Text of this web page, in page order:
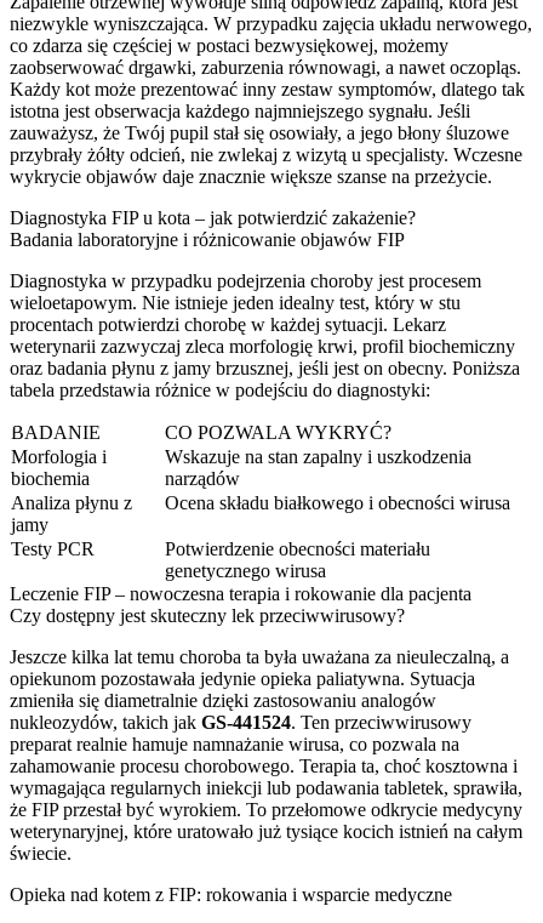
niezwykle wyniszczająca. W przypadku zajęcia układu nerwowego,
co zdarza się częściej w postaci bezwysiękowej, możemy
zaobserwować drgawki, zaburzenia równowagi, a nawet oczopląs.
Każdy kot może prezentować inny zestaw symptomów, dlatego tak
istotna jest obserwacja każdego najmniejszego sygnału. Jeśli
zauważysz, że Twój pupil stał się osowiały, a jego błony śluzowe
przybrały żółty odcień, nie zwlekaj z wizytą u specjalisty. Wczesne
wykrycie objawów daje znacznie większe szanse na przeżycie.
Diagnostyka FIP u kota – jak potwierdzić zakażenie?
Badania laboratoryjne i różnicowanie objawów FIP
Diagnostyka w przypadku podejrzenia choroby jest procesem
wieloetapowym. Nie istnieje jeden idealny test, który w stu
procentach potwierdzi chorobę w każdej sytuacji. Lekarz
weterynarii zazwyczaj zleca morfologię krwi, profil biochemiczny
oraz badania płynu z jamy brzusznej, jeśli jest on obecny. Poniższa
tabela przedstawia różnice w podejściu do diagnostyki:
BADANIE
CO POZWALA WYKRYĆ?
Morfologia i
biochemia
Wskazuje na stan zapalny i uszkodzenia
narządów
Analiza płynu z
jamy
Ocena składu białkowego i obecności wirusa
Testy PCR
Potwierdzenie obecności materiału
genetycznego wirusa
Leczenie FIP – nowoczesna terapia i rokowanie dla pacjenta
Czy dostępny jest skuteczny lek przeciwwirusowy?
Jeszcze kilka lat temu choroba ta była uważana za nieuleczalną, a
opiekunom pozostawała jedynie opieka paliatywna. Sytuacja
zmieniła się diametralnie dzięki zastosowaniu analogów
nukleozydów, takich jak GS-441524. Ten przeciwwirusowy
preparat realnie hamuje namnażanie wirusa, co pozwala na
zahamowanie procesu chorobowego. Terapia ta, choć kosztowna i
wymagająca regularnych iniekcji lub podawania tabletek, sprawiła,
że FIP przestał być wyrokiem. To przełomowe odkrycie medycyny
weterynaryjnej, które uratowało już tysiące kocich istnień na całym
świecie.
Opieka nad kotem z FIP: rokowania i wsparcie medyczne